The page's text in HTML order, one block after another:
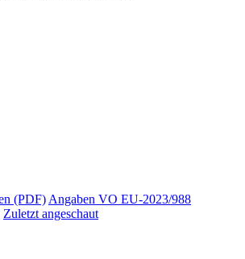
(PDF)Angaben VO EU-2023/988
Zuletzt angeschaut